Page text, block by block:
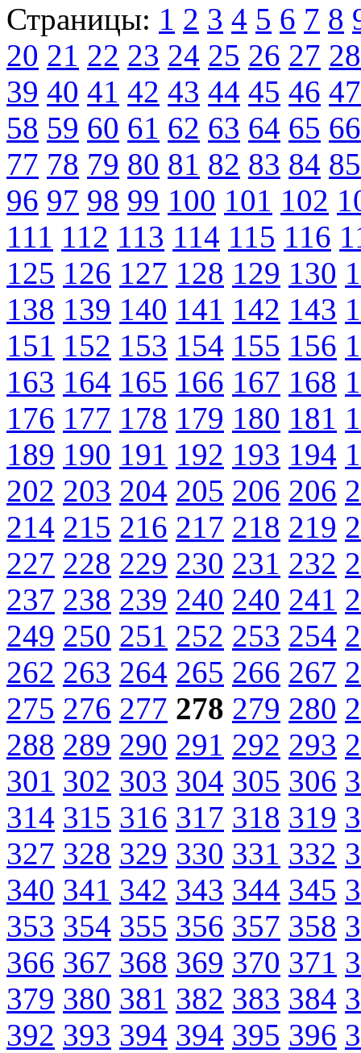
Страницы: 1 2 3 4 5 6 7 8
20 21 22 23 24 25 26 27 28
39 40 41 42 43 44 45 46 47
58 59 60 61 62 63 64 65 66
77 78 79 80 81 82 83 84 85
96 97 98 99 100 101 102
111 112 113 114 115 116
125 126 127 128 129 130
138 139 140 141 142 143
151 152 153 154 155 156
163 164 165 166 167 168
176 177 178 179 180 181
189 190 191 192 193 194
202 203 204 205 206 206
214 215 216 217 218 219
227 228 229 230 231 232
237 238 239 240 240 241
249 250 251 252 253 254
262 263 264 265 266 267
275 276 277 278 279 280
288 289 290 291 292 293
301 302 303 304 305 306
314 315 316 317 318 319
327 328 329 330 331 332
340 341 342 343 344 345
353 354 355 356 357 358
366 367 368 369 370 371
379 380 381 382 383 384
392 393 394 394 395 396